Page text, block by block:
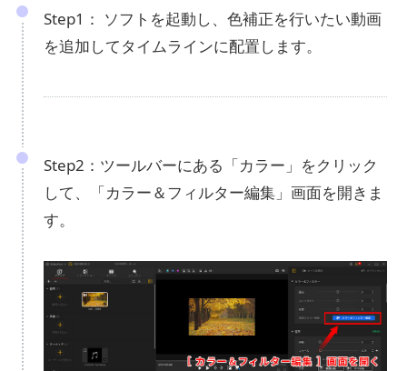
Step1： ソフトを起動し、色補正を行いたい動画
を追加してタイムラインに配置します。
Step2：ツールバーにある「カラー」をクリック
して、「カラー＆フィルター編集」画面を開きま
す。